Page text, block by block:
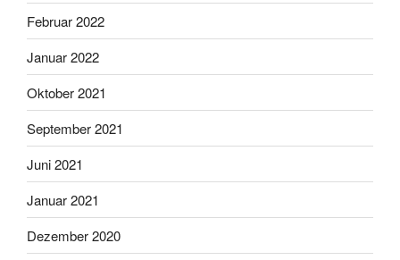
Februar 2022
Januar 2022
Oktober 2021
September 2021
Juni 2021
Januar 2021
Dezember 2020